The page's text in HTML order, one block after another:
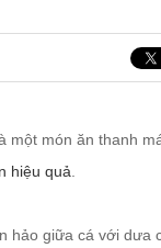
một món ăn thanh
hiệu quả
hảo giữa cá với dưa